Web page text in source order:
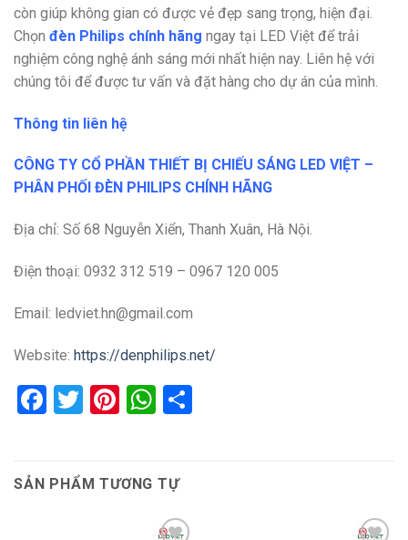
còn giúp không gian có được vẻ đẹp sang trọng, hiện đại.
Chọn đèn Philips chính hãng ngay tại LED Việt để trải
nghiệm công nghệ ánh sáng mới nhất hiện nay. Liên hệ với
chúng tôi để được tư vấn và đặt hàng cho dự án của mình.
Thông tin liên hệ
CÔNG TY CỔ PHẦN THIẾT BỊ CHIẾU SÁNG LED VIỆT –
PHÂN PHỐI ĐÈN PHILIPS CHÍNH HÃNG
Địa chỉ: Số 68 Nguyễn Xiển, Thanh Xuân, Hà Nội.
Điện thoại: 0932 312 519 – 0967 120 005
Email: ledviet.hn@gmail.com
Website: https://denphilips.net/
Facebook
Twitter
Pinterest
WhatsApp
SẢN PHẨM TƯƠNG TỰ